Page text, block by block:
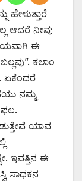
ಹೇಳುತ್ತಾರೆ
ಆದರೆ ನೀವು
ಈ
ಕಲಾಂ
ಏಕೆಂದರೆ
ನಮ್ಮ
ಯಾವ
ಇವತ್ತಿನ ಈ
ಸಾಧಕನ